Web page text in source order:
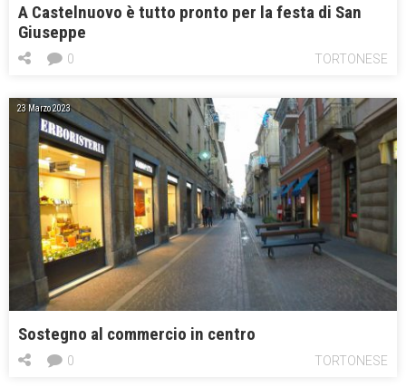
A Castelnuovo è tutto pronto per la festa di San
Giuseppe
TORTONESE
0
23 Marzo 2023
Sostegno al commercio in centro
TORTONESE
0